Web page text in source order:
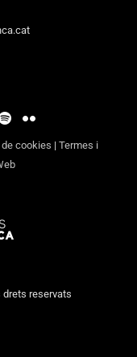
cookies | Termes i
reservats